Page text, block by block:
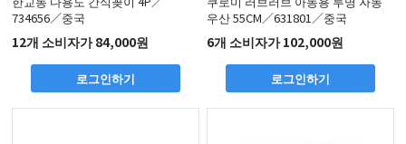
734656／중국
12개 소비자가 84,000원
로그인하기
우산 55CM／631801／중국
6개 소비자가 102,000원
로그인하기